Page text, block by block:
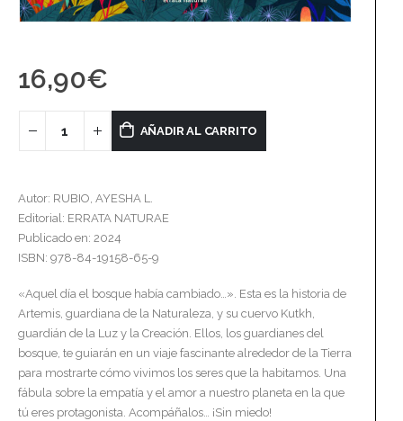
16,90€
AÑADIR AL CARRITO
Autor: RUBIO, AYESHA L.
Editorial: ERRATA NATURAE
Publicado en: 2024
ISBN: 978-84-19158-65-9
«Aquel día el bosque había cambiado…». Esta es la historia de
Artemis, guardiana de la Naturaleza, y su cuervo Kutkh,
guardián de la Luz y la Creación. Ellos, los guardianes del
bosque, te guiarán en un viaje fascinante alrededor de la Tierra
para mostrarte cómo vivimos los seres que la habitamos. Una
fábula sobre la empatía y el amor a nuestro planeta en la que
tú eres protagonista. Acompáñalos… ¡Sin miedo!